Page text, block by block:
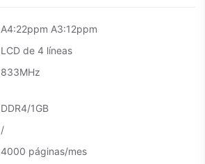
A4:22ppm A3:12ppm
LCD de 4 líneas
833MHz
DDR4/1GB
/
4000 páginas/mes